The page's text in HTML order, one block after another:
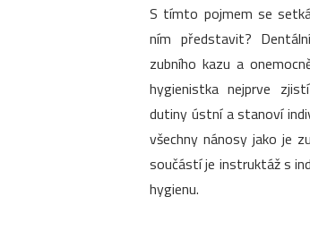
S tímto pojmem se
ním představit?
zubního kazu a
hygienistka nejprve
dutiny ústní a stanoví
všechny nánosy jako je
součástí je instruktáž s
hygienu.